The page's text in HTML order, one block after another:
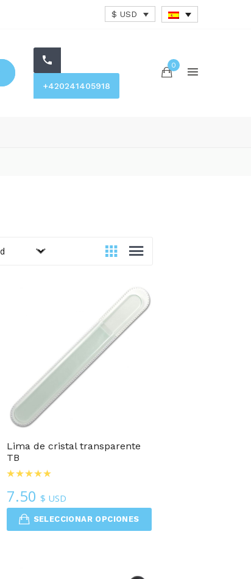
$ USD
+420241405918
0
Lima de cristal transparente
TB
7.50$ USD
SELECCIONAR OPCIONES